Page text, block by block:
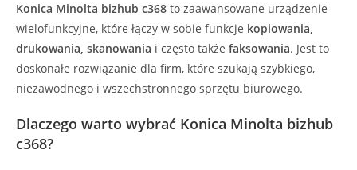
Konica Minolta bizhub c368 to zaawansowane urządzenie
wielofunkcyjne, które łączy w sobie funkcje kopiowania,
drukowania, skanowania i często także faksowania. Jest to
doskonałe rozwiązanie dla firm, które szukają szybkiego,
niezawodnego i wszechstronnego sprzętu biurowego.
Dlaczego warto wybrać Konica Minolta bizhub
c368?